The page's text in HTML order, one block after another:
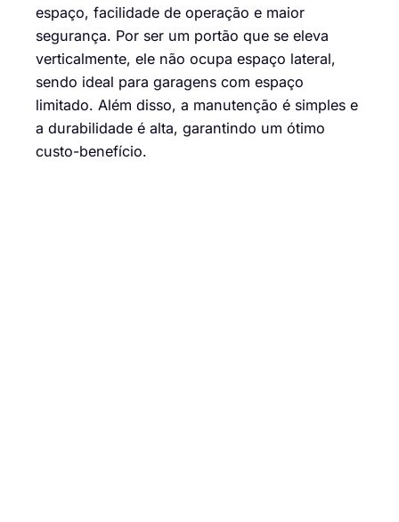
espaço, facilidade de operação e maior
segurança. Por ser um portão que se eleva
verticalmente, ele não ocupa espaço lateral,
sendo ideal para garagens com espaço
limitado. Além disso, a manutenção é simples e
a durabilidade é alta, garantindo um ótimo
custo-benefício.